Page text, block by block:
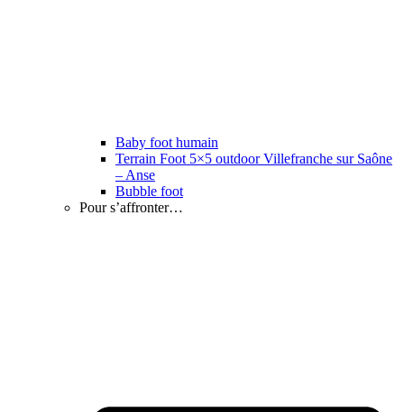
Baby foot humain
Terrain Foot 5×5 outdoor Villefranche sur Saône
– Anse
Bubble foot
Pour s’affronter…